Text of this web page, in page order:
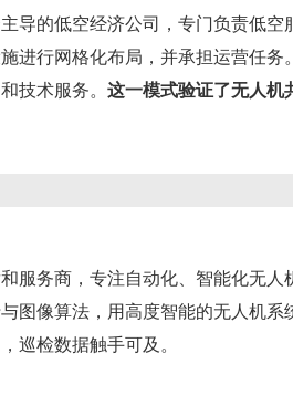
导的低空经济公司，专门负责低空
进行网格化布局，并承担运营任务
技术服务。 这一模式验证了无人机
服务商，专注自动化、智能化无人
图像算法，用高度智能的无人机系
巡检数据触手可及。